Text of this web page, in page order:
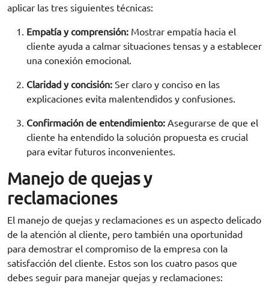
aplicar las tres siguientes técnicas:
Empatía y comprensión: Mostrar empatía hacia el
cliente ayuda a calmar situaciones tensas y a establecer
una conexión emocional.
Claridad y concisión: Ser claro y conciso en las
explicaciones evita malentendidos y confusiones.
Confirmación de entendimiento: Asegurarse de que el
cliente ha entendido la solución propuesta es crucial
para evitar futuros inconvenientes.
Manejo de quejas y
reclamaciones
El manejo de quejas y reclamaciones es un aspecto delicado
de la atención al cliente, pero también una oportunidad
para demostrar el compromiso de la empresa con la
satisfacción del cliente. Estos son los cuatro pasos que
debes seguir para manejar quejas y reclamaciones: